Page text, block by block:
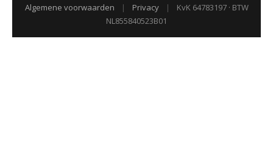
Algemene voorwaarden
| Privacy |
KvK 64783197 · BTW
NL855840523B01